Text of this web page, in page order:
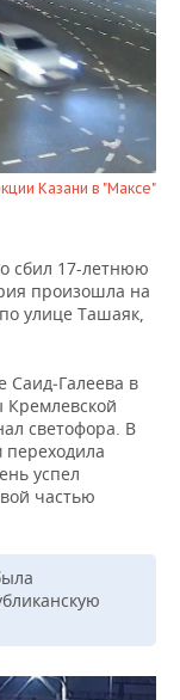
Казани в "Максе"
сбил 17-летнюю
произошла на
улице Ташаяк,
Саид‑Галеева в
светофора. В
успел
частью